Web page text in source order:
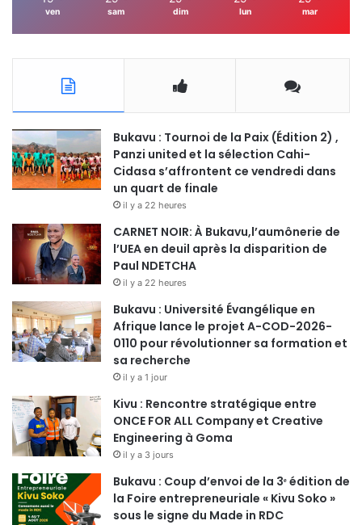
ven sam dim lun mar
Bukavu : Tournoi de la Paix (Édition 2) ,
Panzi united et la sélection Cahi-
Cidasa s’affrontent ce vendredi dans
un quart de finale
il y a 22 heures
CARNET NOIR: À Bukavu,l’aumônerie de
l’UEA en deuil après la disparition de
Paul NDETCHA
il y a 22 heures
Bukavu : Université Évangélique en
Afrique lance le projet A-COD-2026-
0110 pour révolutionner sa formation et
sa recherche
il y a 1 jour
Kivu : Rencontre stratégique entre
ONCE FOR ALL Company et Creative
Engineering à Goma
il y a 3 jours
Bukavu : Coup d’envoi de la 3ᵉ édition de
la Foire entrepreneuriale « Kivu Soko »
sous le signe du Made in RDC